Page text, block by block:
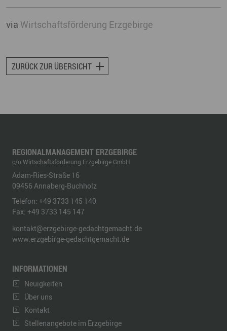
via Wirtschaftsförderung Erzgebirge
ZURÜCK ZUR ÜBERSICHT
REGIONALMANAGEMENT ERZGEBIRGE
c/o Wirtschaftsförderung Erzgebirge GmbH
Adam-Ries-Straße 16
09456 Annaberg-Buchholz
Telefon: +49 3733 145 140
Fax: +49 3733 145 147
kontakt@erzgebirge-gedachtgemacht.de
www.erzgebirge-gedachtgemacht.de
INFORMATIONEN
Neuigkeiten
Über uns
Kontakt
Stellenangebote im Erzgebirge